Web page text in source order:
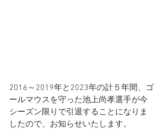
2016～2019年と2023年の計５年間、ゴ
ールマウスを守った池上尚孝選手が今
シーズン限りで引退することになりま
したので、お知らせいたします。